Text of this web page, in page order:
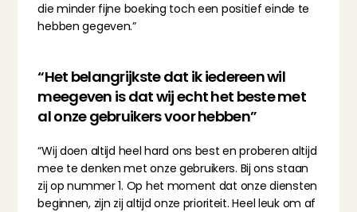
die minder fijne boeking toch een positief einde te
hebben gegeven.”
“Het belangrijkste dat ik iedereen wil
meegeven is dat wij echt het beste met
al onze gebruikers voor hebben”
“Wij doen altijd heel hard ons best en proberen altijd
mee te denken met onze gebruikers. Bij ons staan
zij op nummer 1. Op het moment dat onze diensten
beginnen, zijn zij altijd onze prioriteit. Heel leuk om af